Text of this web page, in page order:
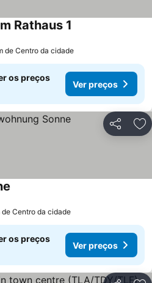
Rathaus 1
de Centro da cidade
os preços
Ver preços
Partilhar
de Centro da cidade
os preços
Ver preços